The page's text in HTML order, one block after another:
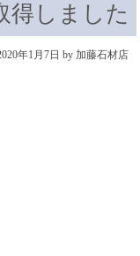
得しました
年1月7日 by 加藤石材店